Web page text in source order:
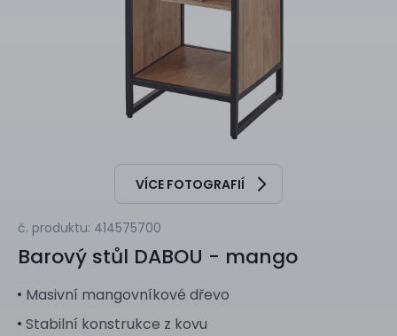
VÍCE FOTOGRAFIÍ
č. produktu: 414575700
Barový stůl DABOU - mango
Masivní mangovníkové dřevo
Stabilní konstrukce z kovu